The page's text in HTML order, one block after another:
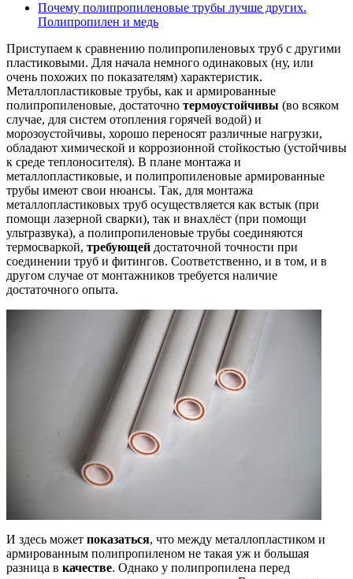
Почему полипропиленовые трубы лучше других.
Полипропилен и медь
Приступаем к сравнению полипропиленовых труб с другими
пластиковыми. Для начала немного одинаковых (ну, или
очень похожих по показателям) характеристик.
Металлопластиковые трубы, как и армированные
полипропиленовые, достаточно термоустойчивы (во всяком
случае, для систем отопления горячей водой) и
морозоустойчивы, хорошо переносят различные нагрузки,
обладают химической и коррозионной стойкостью (устойчивы
к среде теплоносителя). В плане монтажа и
металлопластиковые, и полипропиленовые армированные
трубы имеют свои нюансы. Так, для монтажа
металлопластиковых труб осуществляется как встык (при
помощи лазерной сварки), так и внахлёст (при помощи
ультразвука), а полипропиленовые трубы соединяются
термосваркой, требующей достаточной точности при
соединении труб и фитингов. Соответственно, и в том, и в
другом случае от монтажников требуется наличие
достаточного опыта.
И здесь может показаться, что между металлопластиком и
армированным полипропиленом не такая уж и большая
разница в качестве. Однако у полипропилена перед